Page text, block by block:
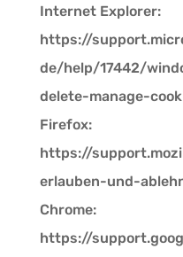
Internet Explorer:
https://
de/help/17442/
delete-manage-
Firefox:
https://
erlauben-und-
Chrome:
https://